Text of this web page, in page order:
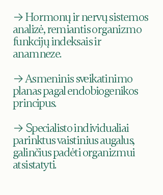
→Hormonų ir nervų sistemos
analizė, remiantis organizmo
funkcijų indeksais ir
anamneze.
→Asmeninis sveikatinimo
planas pagal endobiogenikos
principus.
→ Specialisto individualiai
parinktus vaistinius augalus,
galinčius padėti organizmui
atsistatyti.